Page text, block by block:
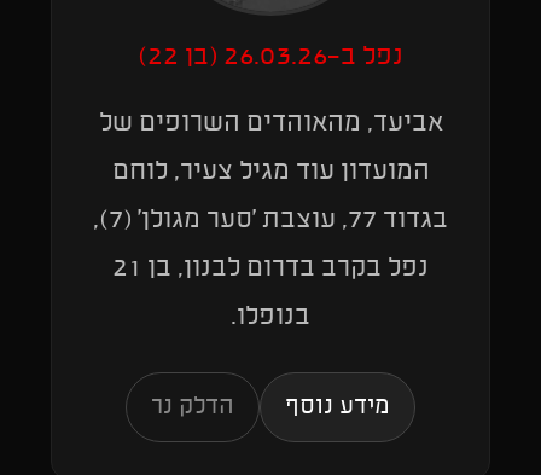
נפל ב-26.03.26 (בן 22)
אביעד, מהאוהדים השרופים של
המועדון עוד מגיל צעיר, לוחם
בגדוד 77, עוצבת 'סער מגולן' (7),
נפל בקרב בדרום לבנון, בן 21
בנופלו.
מידע נוסף הדלק נר